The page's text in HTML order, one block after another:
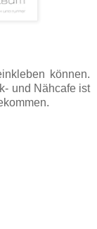
können.
und Nähcafe ist